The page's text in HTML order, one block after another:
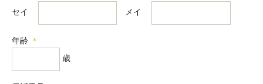
セイ
メイ
年齢 ＊
歳